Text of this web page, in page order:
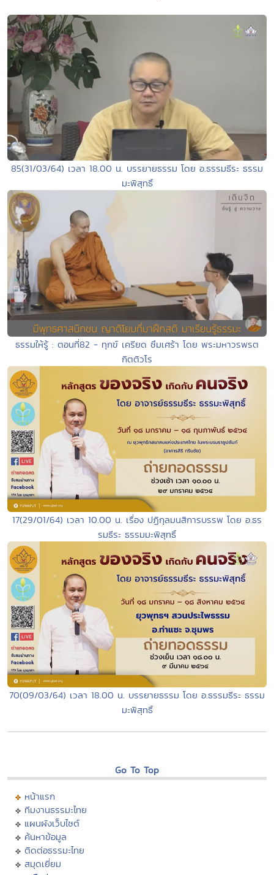
85(31/03/64) เวลา 18.00 น. บรรยายธรรม โดย อ.ธรรมธีระ ธรรม
มะพิสุทธิ์
ธรรมให้รู้ : ตอนที่82 - ทุกข์ เครียด ซึมเศร้า โดย พระมหาวรพรต
กิตติวโร
17(29/01/64) เวลา 10.00 น. เรื่อง ปฏิกุลมนสิการบรรพ โดย อ.ธร
รมธีระ ธรรมมะพิสุทธิ์
70(09/03/64) เวลา 18.00 น. บรรยายธรรม โดย อ.ธรรมธีระ ธรรม
มะพิสุทธิ์
Go To Top
หน้าแรก
ทีมงานธรรมะไทย
แผนผังเว็บไซต์
ค้นหาข้อมูล
ติดต่อธรรมะไทย
สมุดเยี่ยม